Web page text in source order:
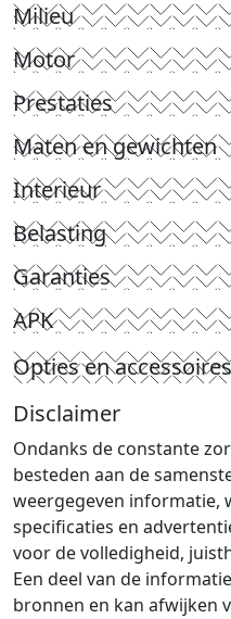
Milieu
Motor
Prestaties
Maten en gewichten
Interieur
Belasting
Garanties
APK
Opties en accessoires
Disclaimer
Ondanks de constante
besteden aan de
weergegeven informatie,
specificaties en
voor de volledigheid,
Een deel van de
bronnen en kan afwijken